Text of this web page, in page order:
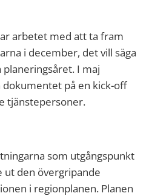
arbetet med att ta fram
i december, det vill säga
I maj
på en kick-off
tjänstepersoner.
som utgångspunkt
den övergripande
i regionplanen. Planen